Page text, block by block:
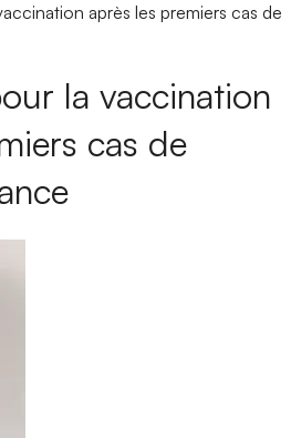
après les premiers cas de
la vaccination
cas de